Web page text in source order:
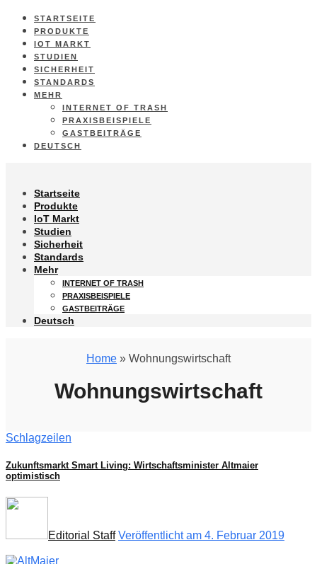
STARTSEITE
PRODUKTE
IOT MARKT
STUDIEN
SICHERHEIT
STANDARDS
MEHR
INTERNET OF TRASH
PRAXISBEISPIELE
GASTBEITRÄGE
DEUTSCH
Startseite
Produkte
IoT Markt
Studien
Sicherheit
Standards
Mehr
INTERNET OF TRASH
PRAXISBEISPIELE
GASTBEITRÄGE
Deutsch
Home » Wohnungswirtschaft
Wohnungswirtschaft
Schlagzeilen
Zukunftsmarkt Smart Living: Wirtschaftsminister Altmaier
optimistisch
Editorial Staff Veröffentlicht am 4. Februar 2019